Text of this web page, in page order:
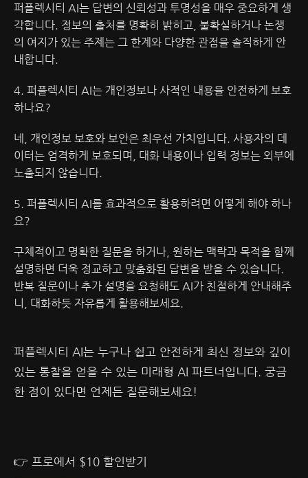
퍼플렉시티 AI는 답변의 신뢰성과 투명성을 매우 중요하게 생
각합니다. 정보의 출처를 명확히 밝히고, 불확실하거나 논쟁
의 여지가 있는 주제는 그 한계와 다양한 관점을 솔직하게 안
내합니다.
4. 퍼플렉시티 AI는 개인정보나 사적인 내용을 안전하게 보호
하나요?
네, 개인정보 보호와 보안은 최우선 가치입니다. 사용자의 데
이터는 엄격하게 보호되며, 대화 내용이나 입력 정보는 외부에
노출되지 않습니다.
5. 퍼플렉시티 AI를 효과적으로 활용하려면 어떻게 해야 하나
요?
구체적이고 명확한 질문을 하거나, 원하는 맥락과 목적을 함께
설명하면 더욱 정교하고 맞춤화된 답변을 받을 수 있습니다.
반복 질문이나 추가 설명을 요청해도 AI가 친절하게 안내해주
니, 대화하듯 자유롭게 활용해보세요.
퍼플렉시티 AI는 누구나 쉽고 안전하게 최신 정보와 깊이
있는 통찰을 얻을 수 있는 미래형 AI 파트너입니다. 궁금
한 점이 있다면 언제든 질문해보세요!
👉 프로에서 $10 할인받기